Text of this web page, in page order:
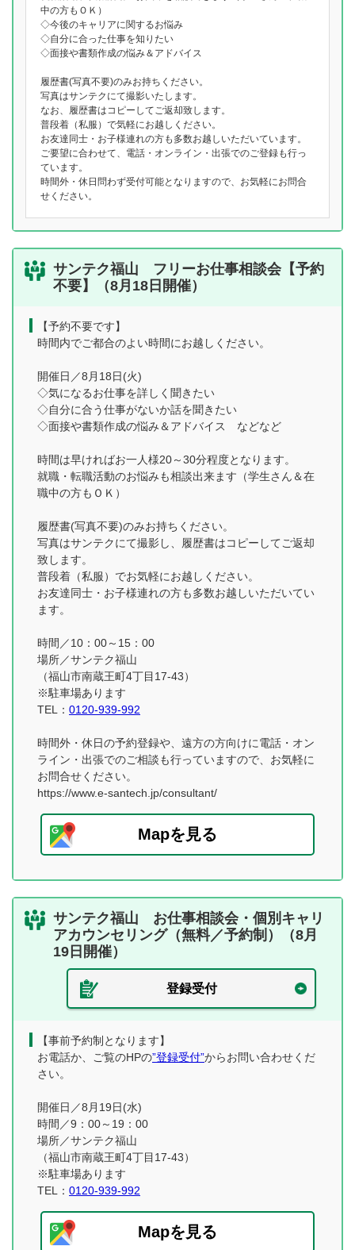
中の方もＯＫ）
◇今後のキャリアに関するお悩み
◇自分に合った仕事を知りたい
◇面接や書類作成の悩み＆アドバイス
履歴書(写真不要)のみお持ちください。
写真はサンテクにて撮影いたします。
なお、履歴書はコピーしてご返却致します。
普段着（私服）で気軽にお越しください。
お友達同士・お子様連れの方も多数お越しいただいています。
ご要望に合わせて、電話・オンライン・出張でのご登録も行っ
ています。
時間外・休日問わず受付可能となりますので、お気軽にお問合
せください。
サンテク福山 フリーお仕事相談会【予約
不要】（8月18日開催）
【予約不要です】
時間内でご都合のよい時間にお越しください。
開催日／8月18日(火)
◇気になるお仕事を詳しく聞きたい
◇自分に合う仕事がないか話を聞きたい
◇面接や書類作成の悩み＆アドバイス などなど
時間は早ければお一人様20～30分程度となります。
就職・転職活動のお悩みも相談出来ます（学生さん＆在
職中の方もＯＫ）
履歴書(写真不要)のみお持ちください。
写真はサンテクにて撮影し、履歴書はコピーしてご返却
致します。
普段着（私服）でお気軽にお越しください。
お友達同士・お子様連れの方も多数お越しいただいてい
ます。
時間／10：00～15：00
場所／サンテク福山
（福山市南蔵王町4丁目17-43）
※駐車場あります
TEL： 0120-939-992
時間外・休日の予約登録や、遠方の方向けに電話・オン
ライン・出張でのご相談も行っていますので、お気軽に
お問合せください。
https://www.e-santech.jp/consultant/
Mapを見る
サンテク福山 お仕事相談会・個別キャリ
アカウンセリング（無料／予約制）（8月
19日開催）
登録受付
【事前予約制となります】
お電話か、ご覧のHPの”登録受付”からお問い合わせくだ
さい。
開催日／8月19日(水)
時間／9：00～19：00
場所／サンテク福山
（福山市南蔵王町4丁目17-43）
※駐車場あります
TEL： 0120-939-992
Mapを見る